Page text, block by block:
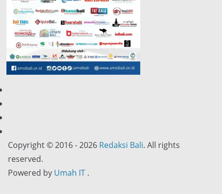
Copyright © 2016 - 2026 Redaksi Bali. All rights
reserved.
Powered by Umah IT .